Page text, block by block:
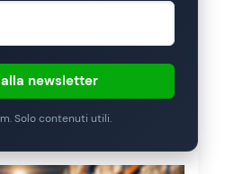
newsletter
Solo contenuti utili.